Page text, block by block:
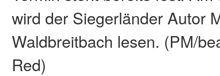
wird der Siegerländer Autor
Waldbreitbach lesen. (PM/
Red)